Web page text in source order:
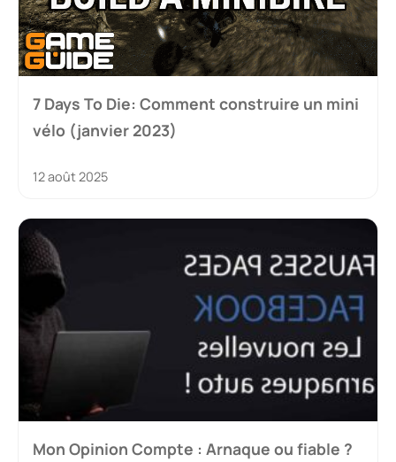
7 Days To Die: Comment construire un mini
vélo (janvier 2023)
12 août 2025
Mon Opinion Compte : Arnaque ou fiable ?